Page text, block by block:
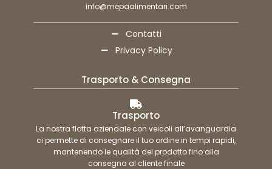
info@mepaalimentari.com
Contatti
Privacy Policy
Trasporto & Consegna
Trasporto
La nostra flotta aziendale con veicoli all’avanguardia
ci permette di consegnare il tuo ordine in tempi rapidi,
mantenendo le qualità del prodotto fino alla
consegna al cliente finale